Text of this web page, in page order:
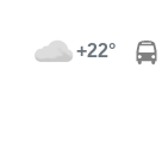
+22°